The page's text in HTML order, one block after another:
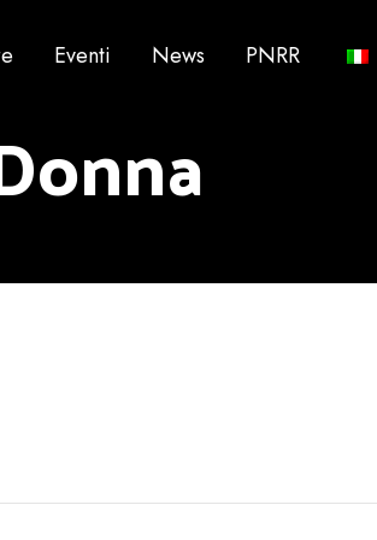
Eventi News PNRR